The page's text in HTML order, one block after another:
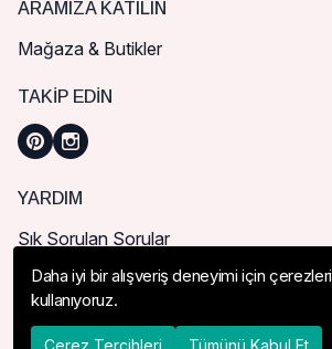
ARAMIZA KATILIN
Mağaza & Butikler
TAKIP EDIN
YARDIM
Sık Sorulan Sorular
Nasıl Sipariş Verebilirim?
Kargo ve Teslimat
İade, İptal ve Değişim
Daha iyi bir alışveriş deneyimi için çerezleri
kullanıyoruz.
Çerez Tercihleri Tümünü Kabul Et